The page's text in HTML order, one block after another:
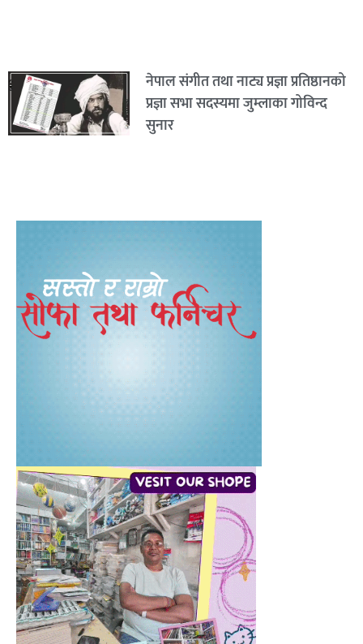
नेपाल संगीत तथा नाट्य प्रज्ञा प्रतिष्ठानको
प्रज्ञा सभा सदस्यमा जुम्लाका गोविन्द
सुनार